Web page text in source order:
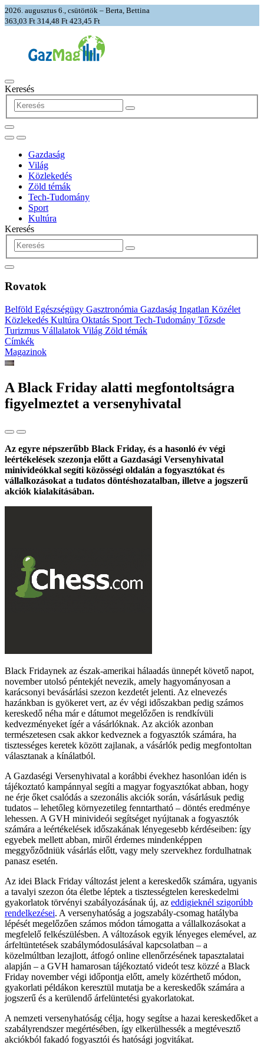
2026. augusztus 6., csütörtök – Berta, Bettina
363,03 Ft 314,48 Ft 423,45 Ft
Keresés
Gazdaság
Világ
Közlekedés
Zöld témák
Tech-Tudomány
Sport
Kultúra
Keresés
Rovatok
Belföld Egészségügy Gasztronómia Gazdaság Ingatlan Közélet
Közlekedés Kultúra Oktatás Sport Tech-Tudomány Tőzsde
Turizmus Vállalatok Világ Zöld témák
Címkék
Magazinok
A Black Friday alatti megfontoltságra
figyelmeztet a versenyhivatal
Az egyre népszerűbb Black Friday, és a hasonló év végi
leértékelések szezonja előtt a Gazdasági Versenyhivatal
minivideókkal segíti közösségi oldalán a fogyasztókat és
vállalkozásokat a tudatos döntéshozatalban, illetve a jogszerű
akciók kialakításában.
Black Fridaynek az észak-amerikai hálaadás ünnepét követő napot,
november utolsó péntekjét nevezik, amely hagyományosan a
karácsonyi bevásárlási szezon kezdetét jelenti. Az elnevezés
hazánkban is gyökeret vert, az év végi időszakban pedig számos
kereskedő néha már e dátumot megelőzően is rendkívüli
kedvezményeket ígér a vásárlóknak. Az akciók azonban
természetesen csak akkor kedveznek a fogyasztók számára, ha
tisztességes keretek között zajlanak, a vásárlók pedig megfontoltan
választanak a kínálatból.
A Gazdaségi Versenyhivatal a korábbi évekhez hasonlóan idén is
tájékoztató kampánnyal segíti a magyar fogyasztókat abban, hogy
ne érje őket csalódás a szezonális akciók során, vásárlásuk pedig
tudatos – lehetőleg környezetileg fenntartható – döntés eredménye
lehessen. A GVH minivideói segítséget nyújtanak a fogyasztók
számára a leértékelések időszakának lényegesebb kérdéseiben: így
egyebek mellett abban, miről érdemes mindenképpen
meggyőződniük vásárlás előtt, vagy mely szervekhez fordulhatnak
panasz esetén.
Az idei Black Friday változást jelent a kereskedők számára, ugyanis
a tavalyi szezon óta életbe léptek a tisztességtelen kereskedelmi
gyakorlatok törvényi szabályozásának új, az eddigieknél szigorúbb
rendelkezései. A versenyhatóság a jogszabály-csomag hatályba
lépését megelőzően számos módon támogatta a vállalkozásokat a
megfelelő felkészülésben. A változások egyik lényeges elemével, az
árfeltüntetések szabálymódosulásával kapcsolatban – a
közelmúltban lezajlott, átfogó online ellenőrzésének tapasztalatai
alapján – a GVH hamarosan tájékoztató videót tesz közzé a Black
Friday november végi időpontja előtt, amely közérthető módon,
gyakorlati példákon keresztül mutatja be a kereskedők számára a
jogszerű és a kerülendő árfelüntetési gyakorlatokat.
A nemzeti versenyhatóság célja, hogy segítse a hazai kereskedőket a
szabályrendszer megértésében, így elkerülhessék a megtévesztő
akciókból fakadó fogyasztói és hatósági jogvitákat.